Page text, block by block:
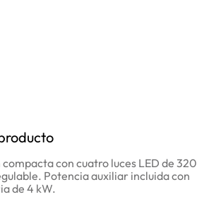
con cuatro luces LED de 320
Potencia auxiliar incluida con
de 4 kW.